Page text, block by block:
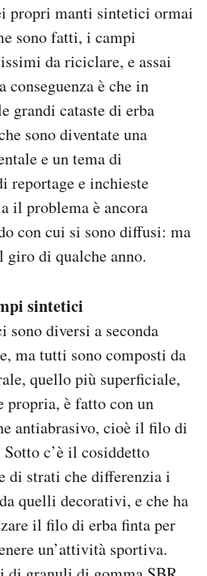
propri manti sintetici ormai
sono fatti, i campi
da riciclare, e assai
è che in
grandi cataste di erba
sono diventate una
e un tema di
reportage e inchieste
il problema è ancora
con cui si sono diffusi: ma
giro di qualche anno.
sintetici
diversi a seconda
ma tutti sono composti da
quello più superficiale,
propria, è fatto con un
antiabrasivo, cioè il filo di
c’è il cosiddetto
di strati che differenzia i
quelli decorativi, e che ha
il filo di erba finta per
un’attività sportiva.